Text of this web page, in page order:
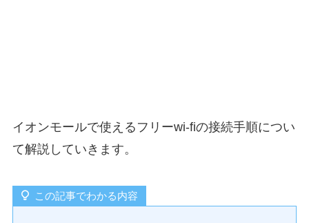
イオンモールで使えるフリーwi-fiの接続手順につい
て解説していきます。
この記事でわかる内容